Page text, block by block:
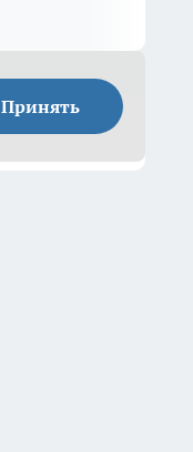
Принять